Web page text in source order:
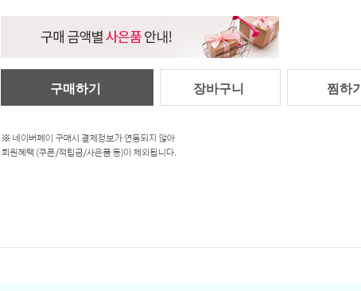
구매하기 장바구니 찜하기